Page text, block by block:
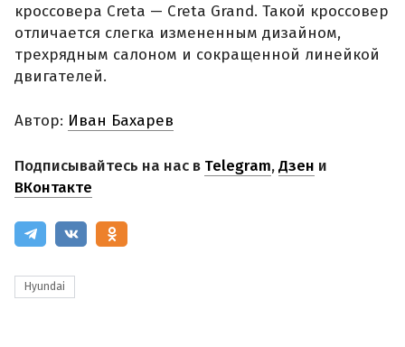
кроссовера Creta — Creta Grand. Такой кроссовер
отличается слегка измененным дизайном,
трехрядным салоном и сокращенной линейкой
двигателей.
Автор: Иван Бахарев
Подписывайтесь на нас в Telegram,Дзен и
ВКонтакте
Hyundai